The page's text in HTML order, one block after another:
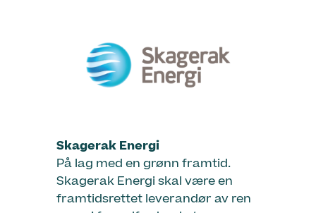
Skagerak Energi
På lag med en grønn framtid.
Skagerak Energi skal være en
framtidsrettet leverandør av ren